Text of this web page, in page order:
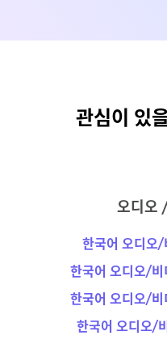
관심이 있
오디오
한국어 오디오/
한국어 오디오/
한국어 오디오/
한국어 오디오/